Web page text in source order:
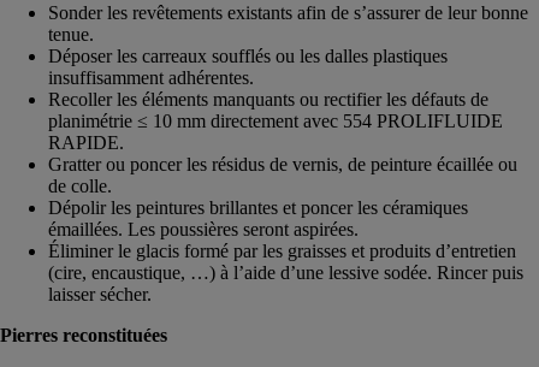
Sonder les revêtements existants afin de s’assurer de leur bonne
tenue.
Déposer les carreaux soufflés ou les dalles plastiques
insuffisamment adhérentes.
Recoller les éléments manquants ou rectifier les défauts de
planimétrie ≤ 10 mm directement avec 554 PROLIFLUIDE
RAPIDE.
Gratter ou poncer les résidus de vernis, de peinture écaillée ou
de colle.
Dépolir les peintures brillantes et poncer les céramiques
émaillées. Les poussières seront aspirées.
Éliminer le glacis formé par les graisses et produits d’entretien
(cire, encaustique, …) à l’aide d’une lessive sodée. Rincer puis
laisser sécher.
Pierres reconstituées